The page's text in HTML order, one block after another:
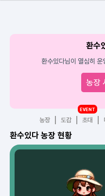
환수
환수있다님이 열심히
농장
농장 도감 초대
EVENT
환수있다 농장 현황